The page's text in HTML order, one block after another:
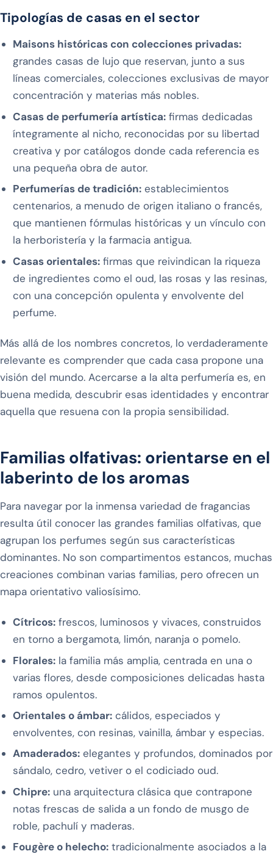
Tipologías de casas en el sector
Maisons históricas con colecciones privadas:
grandes casas de lujo que reservan, junto a sus
líneas comerciales, colecciones exclusivas de mayor
concentración y materias más nobles.
Casas de perfumería artística:firmas dedicadas
íntegramente al nicho, reconocidas por su libertad
creativa y por catálogos donde cada referencia es
una pequeña obra de autor.
Perfumerías de tradición:establecimientos
centenarios, a menudo de origen italiano o francés,
que mantienen fórmulas históricas y un vínculo con
la herboristería y la farmacia antigua.
Casas orientales:firmas que reivindican la riqueza
de ingredientes como el oud, las rosas y las resinas,
con una concepción opulenta y envolvente del
perfume.
Más allá de los nombres concretos, lo verdaderamente
relevante es comprender que cada casa propone una
visión del mundo. Acercarse a la alta perfumería es, en
buena medida, descubrir esas identidades y encontrar
aquella que resuena con la propia sensibilidad.
Familias olfativas: orientarse en el
laberinto de los aromas
Para navegar por la inmensa variedad de fragancias
resulta útil conocer las grandes familias olfativas, que
agrupan los perfumes según sus características
dominantes. No son compartimentos estancos, muchas
creaciones combinan varias familias, pero ofrecen un
mapa orientativo valiosísimo.
Cítricos:frescos, luminosos y vivaces, construidos
en torno a bergamota, limón, naranja o pomelo.
Florales:la familia más amplia, centrada en una o
varias flores, desde composiciones delicadas hasta
ramos opulentos.
Orientales o ámbar:cálidos, especiados y
envolventes, con resinas, vainilla, ámbar y especias.
Amaderados:elegantes y profundos, dominados por
sándalo, cedro, vetiver o el codiciado oud.
Chipre:una arquitectura clásica que contrapone
notas frescas de salida a un fondo de musgo de
roble, pachulí y maderas.
Fougère o helecho:tradicionalmente asociados a la